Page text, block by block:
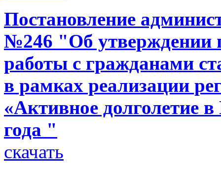
Постановление
№246 "Об утверждении
работы с гражданами
в рамках реализации
«Активное долголетие
года "
скачать